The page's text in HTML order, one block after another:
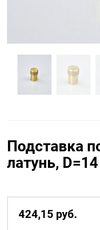
Подставка
латунь,
424,15 руб.